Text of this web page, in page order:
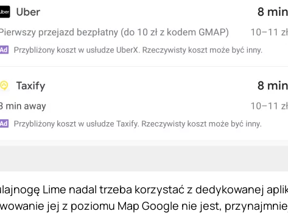
Lime nadal trzeba korzystać z dedykowanej
jej z poziomu Map Google nie jest,